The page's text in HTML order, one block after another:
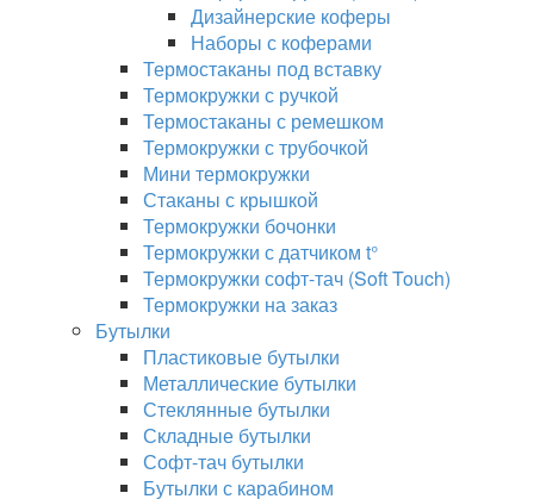
Дизайнерские коферы
Наборы с коферами
Термостаканы под вставку
Термокружки с ручкой
Термостаканы с ремешком
Термокружки с трубочкой
Мини термокружки
Стаканы с крышкой
Термокружки бочонки
Термокружки с датчиком t°
Термокружки софт-тач (Soft Touch)
Термокружки на заказ
Бутылки
Пластиковые бутылки
Металлические бутылки
Стеклянные бутылки
Складные бутылки
Софт-тач бутылки
Бутылки с карабином